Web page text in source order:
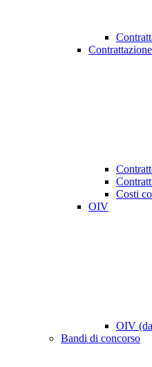
Costi
OIV
OIV
Bandi di concorso